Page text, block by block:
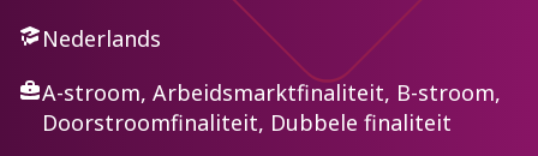
Nederlands
A-stroom, Arbeidsmarktfinaliteit, B-stroom,
Doorstroomfinaliteit, Dubbele finaliteit